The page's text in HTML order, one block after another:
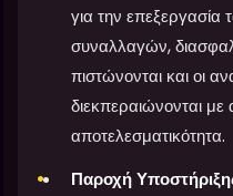
για την επεξεργασία
συναλλαγών,
πιστώνονται και οι
διεκπεραιώνονται με
αποτελεσματικότητα.
Παροχή